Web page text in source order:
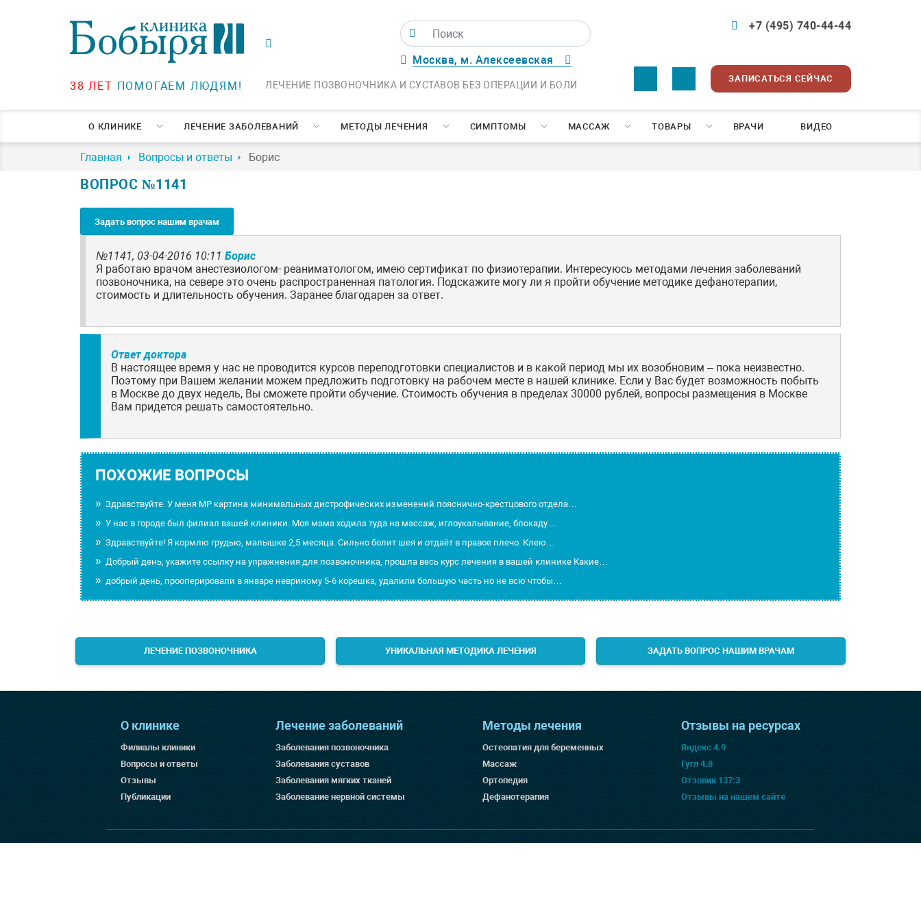
38 ЛЕТ ПОМОГАЕМ ЛЮДЯМ!
Москва, м. Алексеевская
ЛЕЧЕНИЕ ПОЗВОНОЧНИКА И СУСТАВОВ БЕЗ ОПЕРАЦИИ И БОЛИ
+7 (495) 740-44-44
ЗАПИСАТЬСЯ СЕЙЧАС
О КЛИНИКЕ ЛЕЧЕНИЕ ЗАБОЛЕВАНИЙ МЕТОДЫ ЛЕЧЕНИЯ СИМПТОМЫ МАССАЖ ТОВАРЫ ВРАЧИ ВИДЕО
Главная Вопросы и ответы Борис
ВОПРОС №1141
Задать вопрос нашим врачам
№1141, 03-04-2016 10:11 Борис
Я работаю врачом анестезиологом- реаниматологом, имею сертификат по физиотерапии. Интересуюсь методами лечения заболеваний
позвоночника, на севере это очень распространенная патология. Подскажите могу ли я пройти обучение методике дефанотерапии,
стоимость и длительность обучения. Заранее благодарен за ответ.
Ответ доктора
В настоящее время у нас не проводится курсов переподготовки специалистов и в какой период мы их возобновим – пока неизвестно.
Поэтому при Вашем желании можем предложить подготовку на рабочем месте в нашей клинике. Если у Вас будет возможность побыть
в Москве до двух недель, Вы сможете пройти обучение. Стоимость обучения в пределах 30000 рублей, вопросы размещения в Москве
Вам придется решать самостоятельно.
ПОХОЖИЕ ВОПРОСЫ
Здравствуйте. У меня МР картина минимальных дистрофических изменений пояснично-крестцового отдела…
У нас в городе был филиал вашей клиники. Моя мама ходила туда на массаж, иглоукалывание, блокаду.…
Здравствуйте! Я кормлю грудью, малышке 2,5 месяца. Сильно болит шея и отдаёт в правое плечо. Клею…
Добрый день, укажите ссылку на упражнения для позвоночника, прошла весь курс лечения в вашей клинике Какие…
добрый день, прооперировали в январе невриному 5-6 корешка, удалили большую часть но не всю чтобы…
ЛЕЧЕНИЕ ПОЗВОНОЧНИКА УНИКАЛЬНАЯ МЕТОДИКА ЛЕЧЕНИЯ ЗАДАТЬ ВОПРОС НАШИМ ВРАЧАМ
АЛЕКСЕЕВСКАЯ